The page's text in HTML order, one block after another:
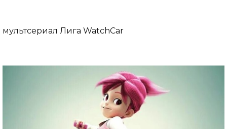
мультсериал Лига WatchCar